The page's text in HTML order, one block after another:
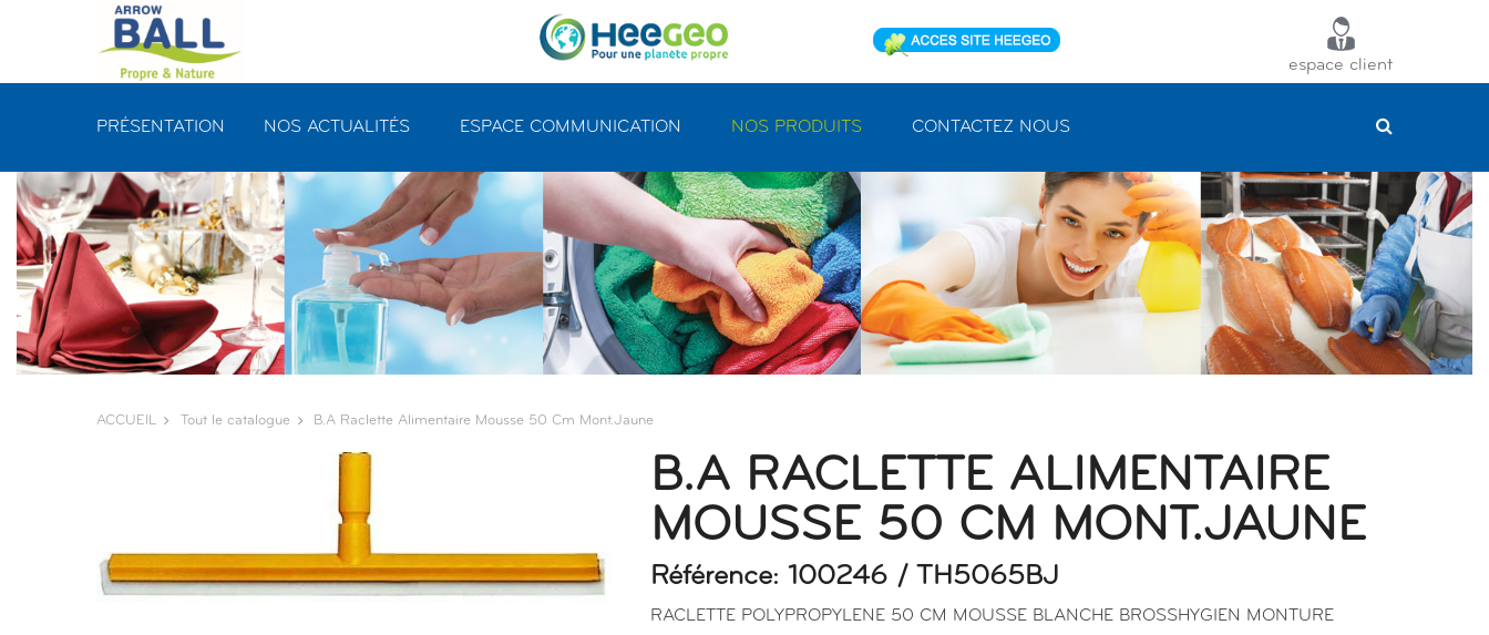
espace client
PRÉSENTATION NOS ACTUALITÉS ESPACE COMMUNICATION NOS PRODUITS CONTACTEZ NOUS
ACCUEIL Tout le catalogue B.a Raclette Alimentaire Mousse 50 Cm Mont.jaune
B.A RACLETTE ALIMENTAIRE
MOUSSE 50 CM MONT.JAUNE
Référence: 100246 / TH5065BJ
RACLETTE POLYPROPYLENE 50 CM MOUSSE BLANCHE BROSSHYGIEN MONTURE
Panneau de gestion des cookies